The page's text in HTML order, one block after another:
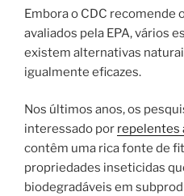
Embora o CDC recomende
avaliados pela EPA, vários
existem alternativas
igualmente eficazes.
Nos últimos anos, os
interessado por repelentes
contêm uma rica fonte de
propriedades inseticidas
biodegradáveis ​​em